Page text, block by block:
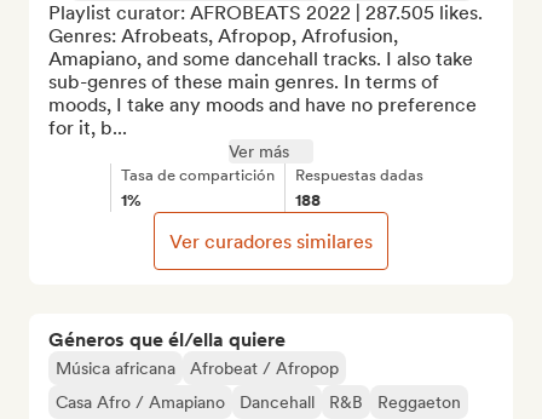
Géneros que él/ella quiere
Música africana
Afrobeat / Afropop
Casa Afro / Amapiano
Dancehall R&B Reggaeton
Playlist curator: AFROBEATS 2022 | 287.505 likes.
Genres: Afrobeats, Afropop, Afrofusion,
Amapiano, and some dancehall tracks. I also take
sub-genres of these main genres. In terms of
moods, I take any moods and have no preference
for it, b...
Ver más
Tasa de compartición
1%
Respuestas dadas
188
Ver curadores similares